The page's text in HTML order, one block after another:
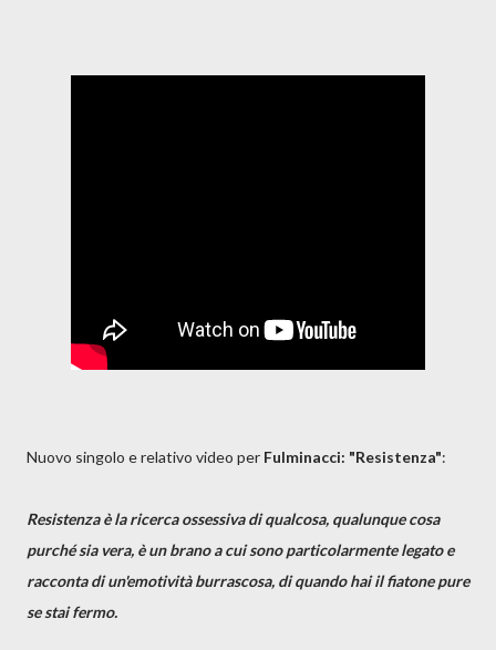
Nuovo singolo e relativo video per Fulminacci: "Resistenza":
Resistenza è la ricerca ossessiva di qualcosa, qualunque cosa
purché sia vera, è un brano a cui sono particolarmente legato e
racconta di un'emotività burrascosa, di quando hai il fiatone pure
se stai fermo.